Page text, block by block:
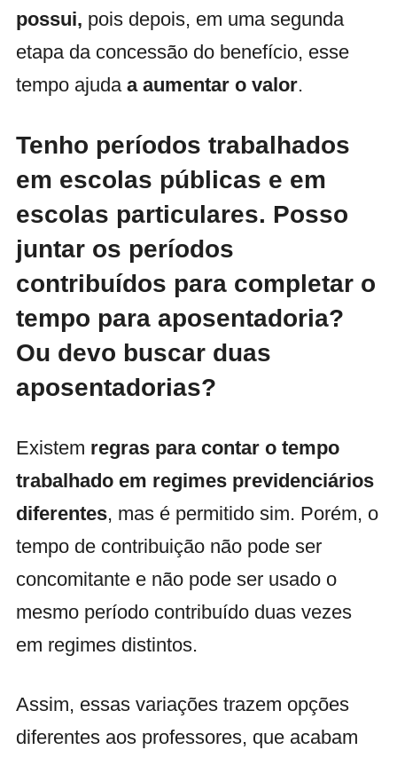
possui, pois depois, em uma segunda
etapa da concessão do benefício, esse
tempo ajuda a aumentar o valor.
Tenho períodos trabalhados
em escolas públicas e em
escolas particulares. Posso
juntar os períodos
contribuídos para completar o
tempo para aposentadoria?
Ou devo buscar duas
aposentadorias?
Existem regras para contar o tempo
trabalhado em regimes previdenciários
diferentes, mas é permitido sim. Porém, o
tempo de contribuição não pode ser
concomitante e não pode ser usado o
mesmo período contribuído duas vezes
em regimes distintos.
Assim, essas variações trazem opções
diferentes aos professores, que acabam